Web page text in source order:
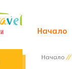
Начало
Начало//